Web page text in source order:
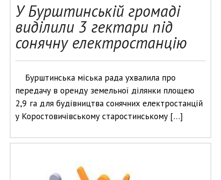
У Бурштинській громаді
виділили 3 гектари під
сонячну електростанцію
Бурштинська міська рада ухвалила про
передачу в оренду земельної ділянки площею
2,9 га для будівництва сонячних електростанцій
у Коростовичівському старостинському […]